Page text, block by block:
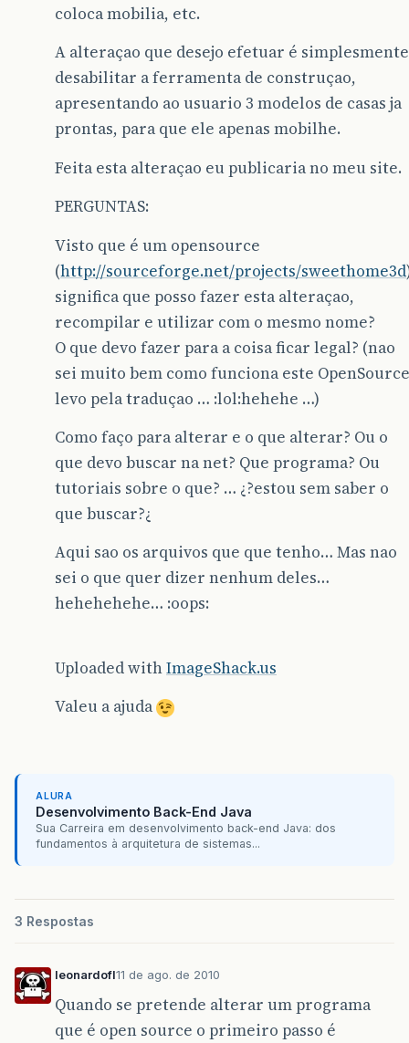
coloca mobilia, etc.
A alteraçao que desejo efetuar é simplesmente
desabilitar a ferramenta de construçao,
apresentando ao usuario 3 modelos de casas ja
prontas, para que ele apenas mobilhe.
Feita esta alteraçao eu publicaria no meu site.
PERGUNTAS:
Visto que é um opensource
(http://sourceforge.net/projects/sweethome3d
significa que posso fazer esta alteraçao,
recompilar e utilizar com o mesmo nome?
O que devo fazer para a coisa ficar legal? (nao
sei muito bem como funciona este
levo pela traduçao … :lol:hehehe …)
Como faço para alterar e o que alterar? Ou o
que devo buscar na net? Que programa? Ou
tutoriais sobre o que? … ¿?estou sem saber o
que buscar?¿
Aqui sao os arquivos que que tenho… Mas nao
sei o que quer dizer nenhum deles…
hehehehehe… :oops:
Uploaded withImageShack.us
Valeu a ajuda
ALURA
Desenvolvimento Back-End Java
Sua Carreira em desenvolvimento back-end Java: dos
fundamentos à arquitetura de sistemas...
3 Respostas
leonardofl11 de ago. de 2010
Quando se pretende alterar um programa
que é open source o primeiro passo é